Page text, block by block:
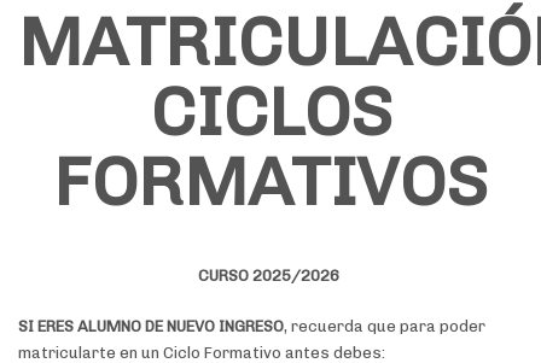
CICLOS
FORMATIVOS
CURSO 2025/2026
SI ERES ALUMNO DE NUEVO INGRESO, recuerda que para poder
matricularte en un Ciclo Formativo antes debes: